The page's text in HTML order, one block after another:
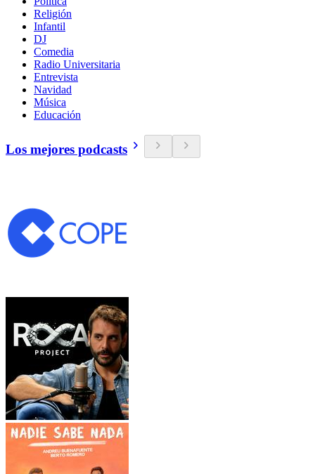
Religión
Infantil
DJ
Comedia
Radio Universitaria
Entrevista
Navidad
Música
Educación
Los mejores podcasts